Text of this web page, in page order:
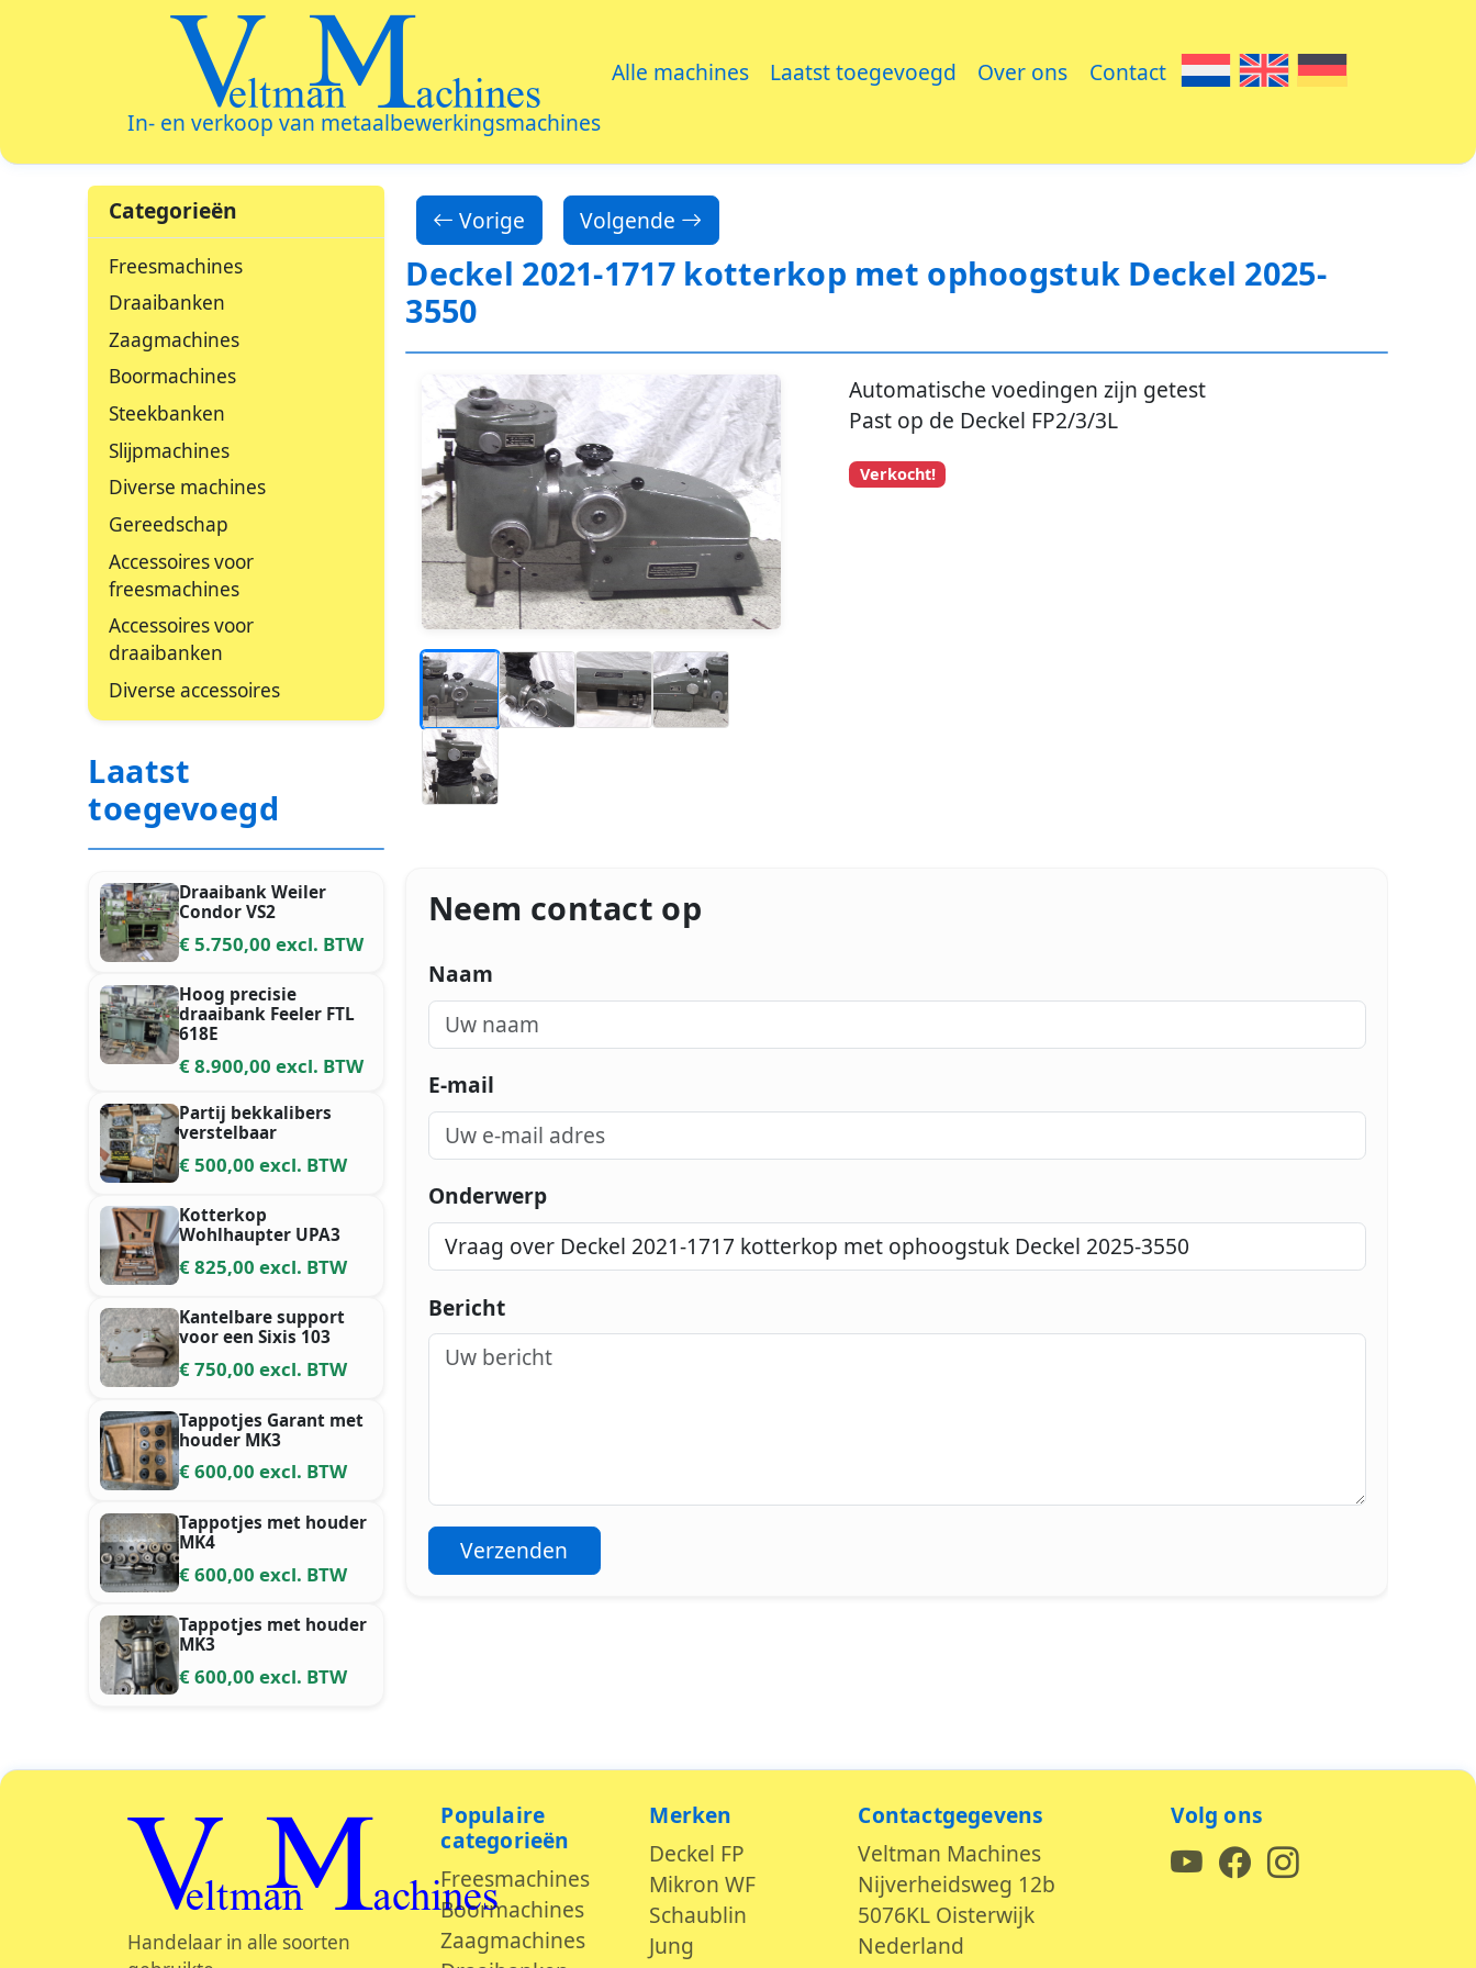
Veltman Machines
In- en verkoop van metaalbewerkingsmachines
Alle machines Laatst toegevoegd Over ons Contact
Categorieën
Freesmachines
Draaibanken
Zaagmachines
Boormachines
Steekbanken
Slijpmachines
Diverse machines
Gereedschap
Accessoires voor
freesmachines
Accessoires voor
draaibanken
Diverse accessoires
Laatst
toegevoegd
Draaibank Weiler
Condor VS2
€ 5.750,00 excl. BTW
Hoog precisie
draaibank Feeler FTL
618E
€ 8.900,00 excl. BTW
Partij bekkalibers
verstelbaar
€ 500,00 excl. BTW
Kotterkop
Wohlhaupter UPA3
€ 825,00 excl. BTW
Kantelbare support
voor een Sixis 103
€ 750,00 excl. BTW
Tappotjes Garant met
houder MK3
€ 600,00 excl. BTW
Tappotjes met houder
MK4
€ 600,00 excl. BTW
Tappotjes met houder
MK3
€ 600,00 excl. BTW
Vorige Volgende
Deckel 2021-1717 kotterkop met ophoogstuk Deckel 2025-
3550
_
_
_
_
_
Automatische voedingen zijn getest
Past op de Deckel FP2/3/3L
Verkocht!
Neem contact op
Naam
E-mail
Onderwerp
Bericht
Verzenden
Veltman Machines
Handelaar in alle soorten
Populaire
categorieën
Freesmachines
Boormachines
Zaagmachines
Merken
Deckel FP
Mikron WF
Schaublin
Jung
Contactgegevens
Veltman Machines
Nijverheidsweg 12b
5076KL Oisterwijk
Nederland
Volg ons